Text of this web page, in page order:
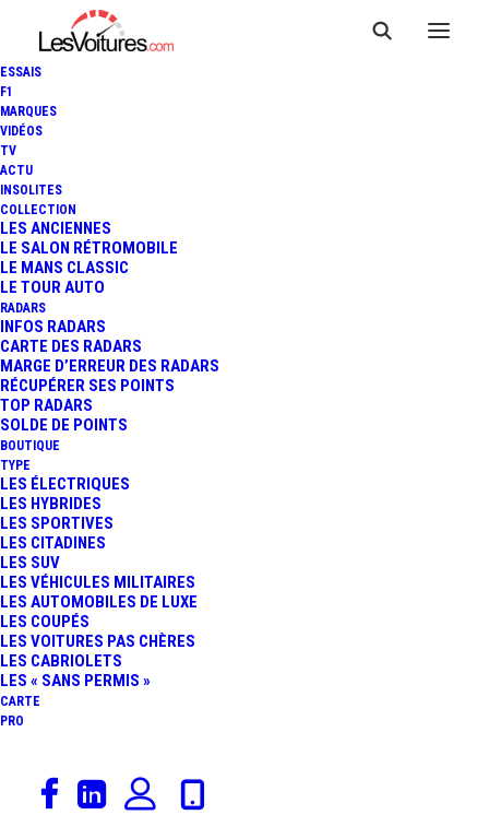
ESSAIS
F1
MARQUES
VIDÉOS
TV
ACTU
INSOLITES
COLLECTION
LES ANCIENNES
LE SALON RÉTROMOBILE
LE MANS CLASSIC
LE TOUR AUTO
RADARS
INFOS RADARS
CARTE DES RADARS
MARGE D’ERREUR DES RADARS
RÉCUPÉRER SES POINTS
TOP RADARS
SOLDE DE POINTS
BOUTIQUE
TYPE
LES ÉLECTRIQUES
LES HYBRIDES
LES SPORTIVES
LES CITADINES
LES SUV
LES VÉHICULES MILITAIRES
LES AUTOMOBILES DE LUXE
LES COUPÉS
LES VOITURES PAS CHÈRES
LES CABRIOLETS
LES « SANS PERMIS »
CARTE
PRO
GÉNÉRATION 60 EN 60
VOITURES
Accueil